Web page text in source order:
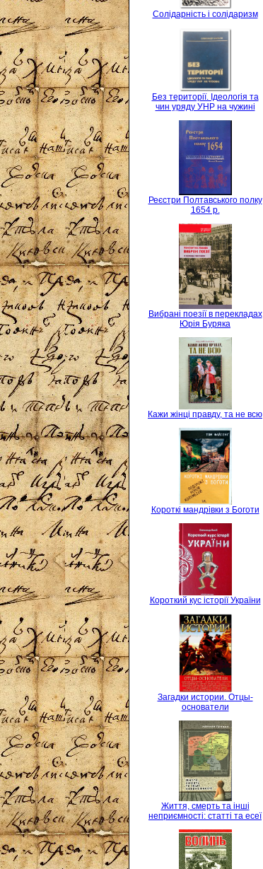
Солідарність і солідаризм
Без території. Ідеологія та
чин уряду УНР на чужині
Реєстри Полтавського полку
1654 р.
Вибрані поезії в перекладах
Юрія Буряка
Кажи жінці правду, та не всю
Короткі мандрівки з Боготи
Короткий кус історії України
Загадки истории. Отцы-
основатели
Життя, смерть та інші
неприємності: статті та есеї